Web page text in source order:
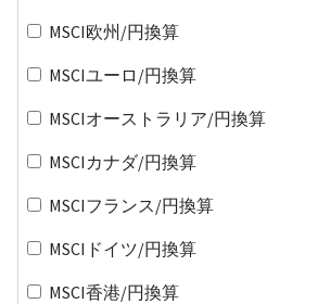
MSCI欧州/円換算
MSCIユーロ/円換算
MSCIオーストラリア/円換算
MSCIカナダ/円換算
MSCIフランス/円換算
MSCIドイツ/円換算
MSCI香港/円換算